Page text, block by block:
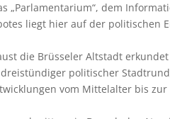
„Parlamentarium“, dem
liegt hier auf der politischen
die Brüsseler Altstadt
politischer
vom Mittelalter bis